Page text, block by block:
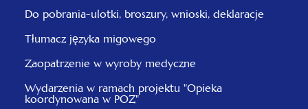
Do pobrania-ulotki, broszury, wnioski, deklaracje
Tłumacz języka migowego
Zaopatrzenie w wyroby medyczne
Wydarzenia w ramach projektu "Opieka
koordynowana w POZ"